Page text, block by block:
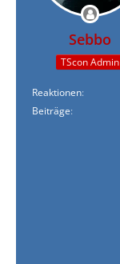
Sebbo
TScon Admin
Reaktionen
Beiträge